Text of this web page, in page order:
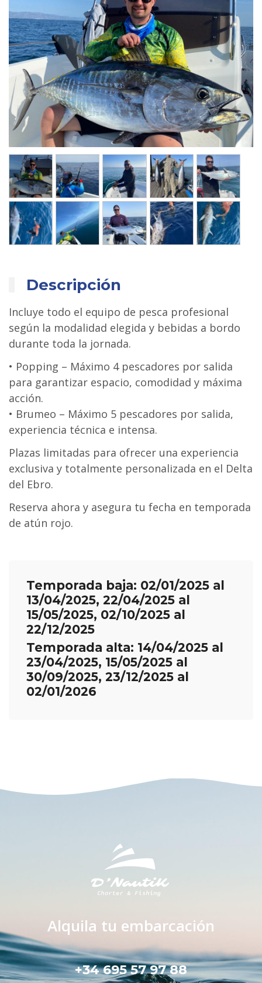
Descripción
Incluye todo el equipo de pesca profesional
según la modalidad elegida y bebidas a bordo
durante toda la jornada.
• Popping – Máximo 4 pescadores por salida
para garantizar espacio, comodidad y máxima
acción.
• Brumeo – Máximo 5 pescadores por salida,
experiencia técnica e intensa.
Plazas limitadas para ofrecer una experiencia
exclusiva y totalmente personalizada en el Delta
del Ebro.
Reserva ahora y asegura tu fecha en temporada
de atún rojo.
Temporada baja: 02/01/2025 al
13/04/2025, 22/04/2025 al
15/05/2025, 02/10/2025 al
22/12/2025
Temporada alta: 14/04/2025 al
23/04/2025, 15/05/2025 al
30/09/2025, 23/12/2025 al
02/01/2026
Alquila tu embarcación
+34 695 57 97 88